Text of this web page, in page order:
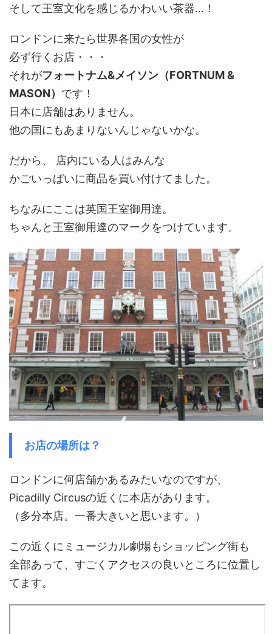
そして王室文化を感じるかわいい茶器…！
ロンドンに来たら世界各国の女性が
必ず行くお店・・・
それがフォートナム&メイソン（FORTNUM &
MASON） です！
日本に店舗はありません。
他の国にもあまりないんじゃないかな。
だから、 店内にいる人はみんな
かごいっぱいに商品を買い付けてました。
ちなみにここは英国王室御用達。
ちゃんと王室御用達のマークをつけています。
お店の場所は？
ロンドンに何店舗かあるみたいなのですが、
Picadilly Circusの近くに本店があります。
（多分本店。一番大きいと思います。）
この近くにミュージカル劇場もショッピング街も
全部あって、すごくアクセスの良いところに位置し
てます。